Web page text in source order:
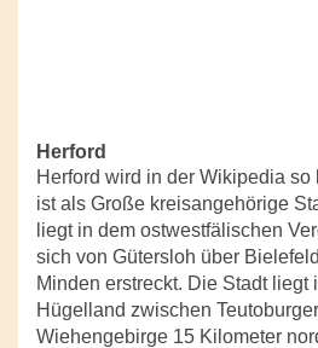
Herford
Herford wird in der Wikipedia so
ist als Große kreisangehörige
liegt in dem ostwestfälischen
sich von Gütersloh über
Minden erstreckt. Die Stadt liegt
Hügelland zwischen
Wiehengebirge 15 Kilometer